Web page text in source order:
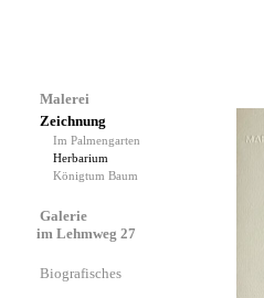
Malerei
Zeichnung
Im Palmengarten
Herbarium
Königtum Baum
Galerie
im Lehmweg 27
Biografisches